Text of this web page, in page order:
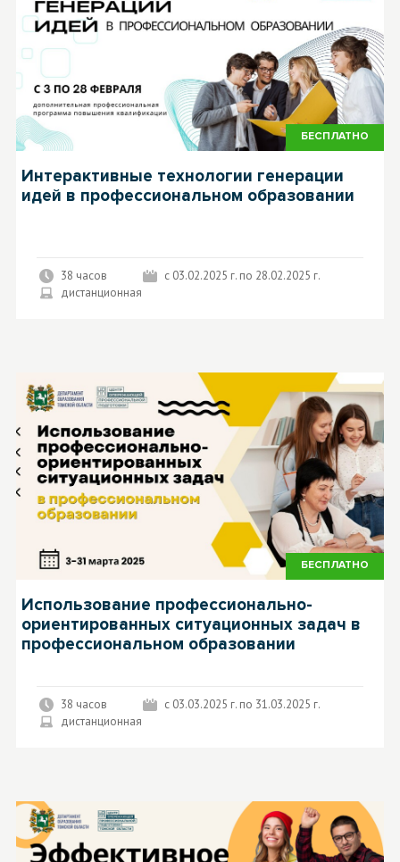
БЕСПЛАТНО
Интерактивные технологии генерации
идей в профессиональном образовании
38 часов
с 03.02.2025 г. по 28.02.2025 г.
дистанционная
БЕСПЛАТНО
Использование профессионально-
ориентированных ситуационных задач в
профессиональном образовании
38 часов
с 03.03.2025 г. по 31.03.2025 г.
дистанционная